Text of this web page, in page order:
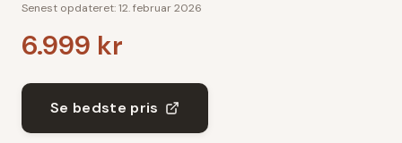
Senest opdateret:12. februar 2026
6.999 kr
Se bedste pris